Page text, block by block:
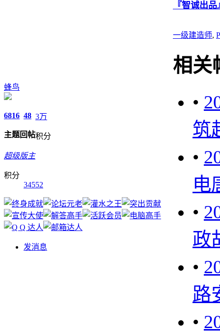
蜂鸟
6816
主题
48
回帖
3万
积分
超级版主
积分
34552
发消息
『智诚出
一级建造师,
相关
•
筑
•
电
•
政
•
路
•